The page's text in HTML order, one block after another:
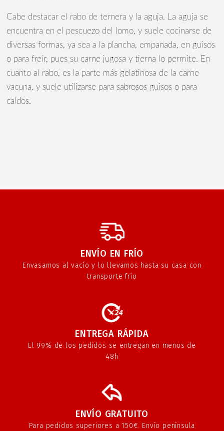
Cabe destacar el rabo de ternera y la aguja. La aguja se
encuentra en el pescuezo del lomo, y suele cocinarse de
diversas formas, ya sea a la plancha, empanada, en guisos
o para freír, pues su carne jugosa y tierna lo permite. En
cuanto al rabo, es la parte más gelatinosa de la carne
vacuna, y suele utilizarse para sabrosos guisos o para
caldos.
ENVÍO EN FRÍO
Envasamos al vacío y lo llevamos hasta su casa con
transporte frío
ENTREGA RÁPIDA
El 99% de los pedidos se entregan en menos de
48h
ENVÍO GRATUITO
Para pedidos superiores a 150€. Envío península